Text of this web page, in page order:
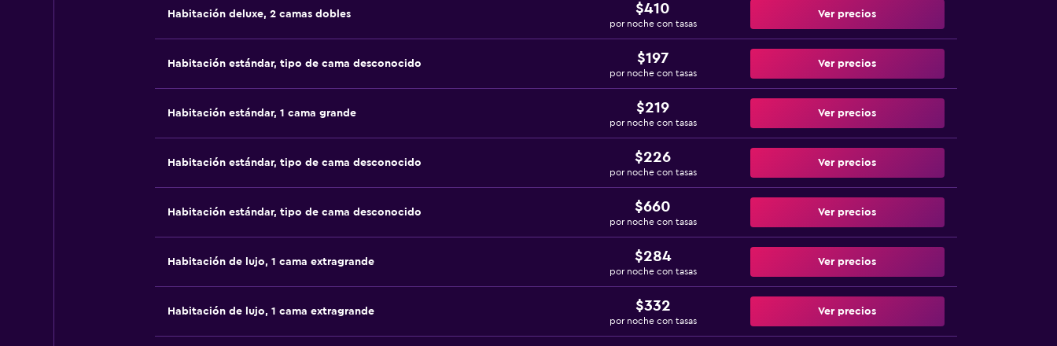
Habitación deluxe, 2 camas dobles $410
por noche con tasas
Ver precios
Habitación estándar, tipo de cama desconocido $197
por noche con tasas
Ver precios
Habitación estándar, 1 cama grande $219
por noche con tasas
Ver precios
Habitación estándar, tipo de cama desconocido $226
por noche con tasas
Ver precios
Habitación estándar, tipo de cama desconocido $660
por noche con tasas
Ver precios
Habitación de lujo, 1 cama extragrande $284
por noche con tasas
Ver precios
Habitación de lujo, 1 cama extragrande $332
por noche con tasas
Ver precios